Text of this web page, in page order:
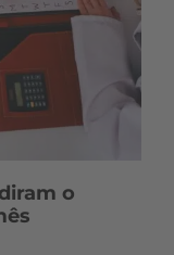
o